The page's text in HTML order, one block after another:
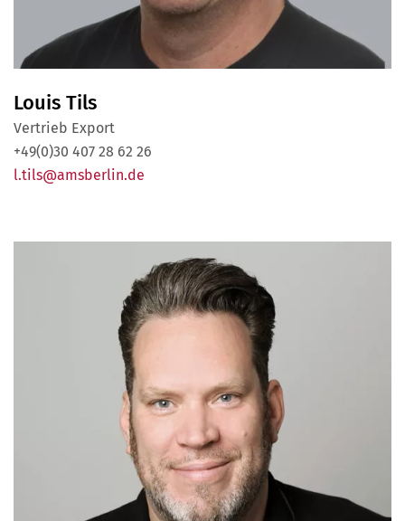
Louis Tils
Vertrieb Export
+49(0)30 407 28 62 26
l.tils@amsberlin.de